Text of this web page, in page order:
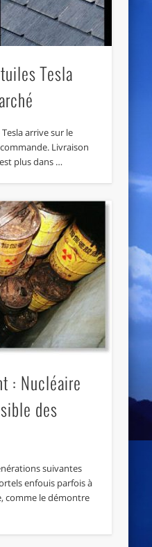
Tesla
arrive sur le
Livraison
plus dans …
: Nucléaire
des
suivantes
enfouis parfois à
comme le démontre